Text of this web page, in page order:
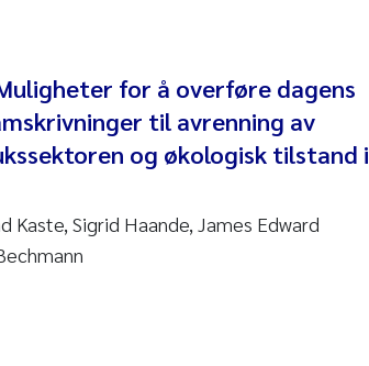
for å overføre dagens
til avrenning av
og økologisk tilstand i
Kaste, Sigrid Haande, James Edward